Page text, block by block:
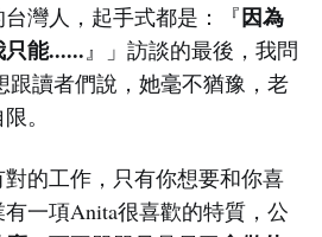
台灣人，起手式都是：『因為
能......』」訪談的最後，我問
跟讀者們說，她毫不猶豫，老
。
的工作，只有你想要和你喜
一項Anita很喜歡的特質，公